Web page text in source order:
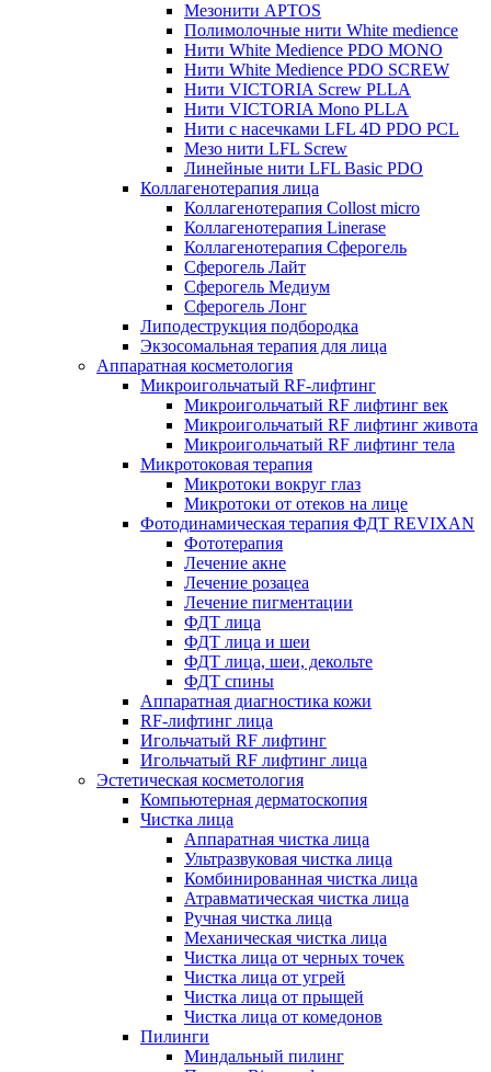
Мезонити APTOS
Полимолочные нити White medience
Нити White Medience PDO MONO
Нити White Medience PDO SCREW
Нити VICTORIA Screw PLLA
Нити VICTORIA Mono PLLA
Нити с насечками LFL 4D PDO PCL
Мезо нити LFL Screw
Линейные нити LFL Basic PDO
Коллагенотерапия лица
Коллагенотерапия Collost micro
Коллагенотерапия Linerase
Коллагенотерапия Сферогель
Сферогель Лайт
Сферогель Медиум
Сферогель Лонг
Липодеструкция подбородка
Экзосомальная терапия для лица
Аппаратная косметология
Микроигольчатый RF-лифтинг
Микроигольчатый RF лифтинг век
Микроигольчатый RF лифтинг живота
Микроигольчатый RF лифтинг тела
Микротоковая терапия
Микротоки вокруг глаз
Микротоки от отеков на лице
Фотодинамическая терапия ФДТ REVIXAN
Фототерапия
Лечение акне
Лечение розацеа
Лечение пигментации
ФДТ лица
ФДТ лица и шеи
ФДТ лица, шеи, декольте
ФДТ спины
Аппаратная диагностика кожи
RF-лифтинг лица
Игольчатый RF лифтинг
Игольчатый RF лифтинг лица
Эстетическая косметология
Компьютерная дерматоскопия
Чистка лица
Аппаратная чистка лица
Ультразвуковая чистка лица
Комбинированная чистка лица
Атравматическая чистка лица
Ручная чистка лица
Механическая чистка лица
Чистка лица от черных точек
Чистка лица от угрей
Чистка лица от прыщей
Чистка лица от комедонов
Пилинги
Миндальный пилинг